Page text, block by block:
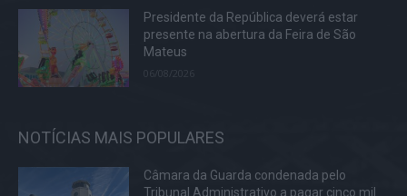
Presidente da República deverá estar
presente na abertura da Feira de São
Mateus
06/08/2026
NOTÍCIAS MAIS POPULARES
Câmara da Guarda condenada pelo
Tribunal Administrativo a pagar cinco mil